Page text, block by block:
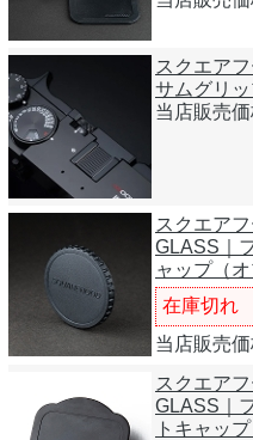
スクエア
サムグリ
当店販売
スクエア
GLASS｜
ャップ（
在庫切れ
当店販売
スクエアフ
GLASS｜
トキャッ